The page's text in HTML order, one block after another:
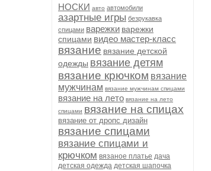
НОСКИ авто автомобили
азартные игры безрукавка
спицами варежки варежки
спицами видео мастер-класс
вязание вязание детской
одежды вязание детям
вязание крючком вязание
мужчинам вязание мужчинам спицами
вязание на лето вязание на лето
спицами вязание на спицах
вязание от дропс дизайн
вязание спицами
вязание спицами и
крючком вязаное платье дача
детская одежда детская шапочка